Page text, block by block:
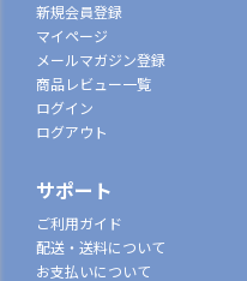
新規会員登録
マイページ
メールマガジン登録
商品レビュー一覧
ログイン
ログアウト
サポート
ご利用ガイド
配送・送料について
お支払いについて